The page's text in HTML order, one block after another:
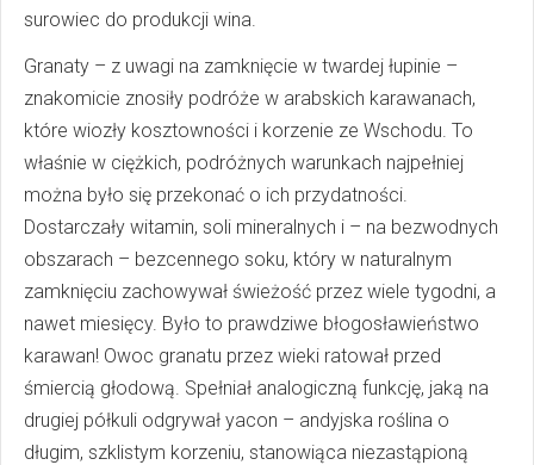
surowiec do produkcji wina.
Granaty – z uwagi na zamknięcie w twardej łupinie –
znakomicie znosiły podróże w arabskich karawanach,
które wiozły kosztowności i korzenie ze Wschodu. To
właśnie w ciężkich, podróżnych warunkach najpełniej
można było się przekonać o ich przydatności.
Dostarczały witamin, soli mineralnych i – na bezwodnych
obszarach – bezcennego soku, który w naturalnym
zamknięciu zachowywał świeżość przez wiele tygodni, a
nawet miesięcy. Było to prawdziwe błogosławieństwo
karawan! Owoc granatu przez wieki ratował przed
śmiercią głodową. Spełniał analogiczną funkcję, jaką na
drugiej półkuli odgrywał yacon – andyjska roślina o
długim, szklistym korzeniu, stanowiąca niezastąpioną